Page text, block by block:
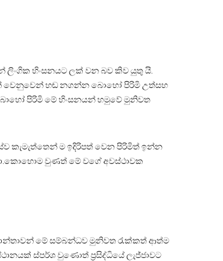
ලිංගික හිංසනයට ලක් වන බව කිව යුතු යි.
වෙනුවෙන් හඬ නගන්න බොහෝ පිරිමි උත්සහ
පිරිමි මේ හිංසනයන් හමුවේ මුනිවත
ම ඉදිරිපත් වෙන පිරිමිත් ඉන්න
වුණත් මේ වගේ අවස්ථාවක
මේ සම්බන්ධව මුනිවත රැක්කත් ආත්ම
ස්පර්ශ වුණොත් ප්‍රසිද්ධියේ ලැජ්ජාවට